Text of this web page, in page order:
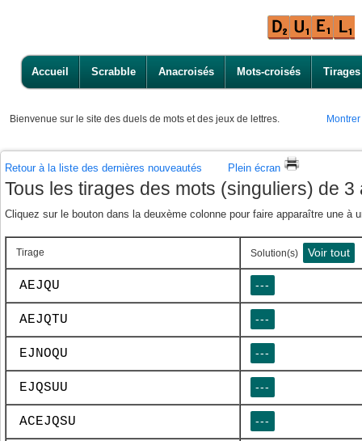
Accueil Scrabble Anacroisés Mots-croisés Tirages
Bienvenue sur le site des duels de mots et des jeux de lettres.
Retour à la liste des dernières nouveautés Plein écran
Tous les tirages des mots (singuliers) de
Cliquez sur le bouton dans la deuxème colonne pour faire apparaître une à
Tirage Solution(s) Voir tout
AEJQU ---
AEJQTU ---
EJNOQU ---
EJQSUU ---
ACEJQSU ---